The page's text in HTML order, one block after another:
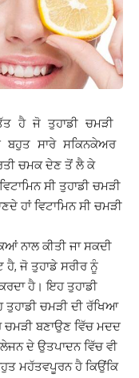
ਹੈ ਜੋ ਤੁਹਾਡੀ ਚਮੜੀ
ਸਾਰੇ ਸਕਿਨਕੇਅਰ
ਚਮਕ ਦੇਣ ਤੋਂ ਲੈ ਕੇ
ਸੀ ਤੁਹਾਡੀ ਚਮੜੀ
ਹਾਂ ਵਿਟਾਮਿਨ ਸੀ ਚਮੜੀ
ਨਾਲ ਕੀਤੀ ਜਾ ਸਕਦੀ
ਹੈ, ਜੋ ਤੁਹਾਡੇ ਸਰੀਰ ਨੂੰ
ਹੈ। ਇਹ ਤੁਹਾਡੀ
ਚਮੜੀ ਦੀ ਰੱਖਿਆ
ਬਣਾਉਣ ਵਿੱਚ ਮਦਦ
ਦੇ ਉਤਪਾਦਨ ਵਿੱਚ ਵੀ
ਮਹੱਤਵਪੂਰਨ ਹੈ ਕਿਉਂਕਿ